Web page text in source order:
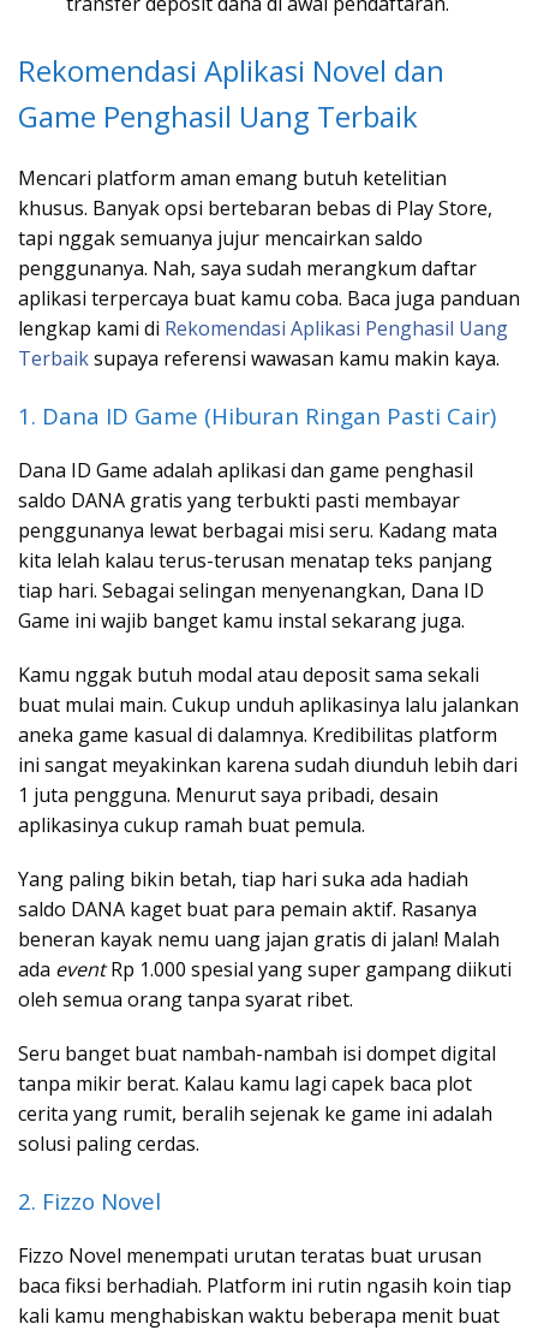
Rekomendasi Aplikasi Novel dan
Game Penghasil Uang Terbaik
Mencari platform aman emang butuh ketelitian
khusus. Banyak opsi bertebaran bebas di Play Store,
tapi nggak semuanya jujur mencairkan saldo
penggunanya. Nah, saya sudah merangkum daftar
aplikasi terpercaya buat kamu coba. Baca juga panduan
lengkap kami di Rekomendasi Aplikasi Penghasil Uang
Terbaiksupaya referensi wawasan kamu makin kaya.
1. Dana ID Game (Hiburan Ringan Pasti Cair)
Dana ID Game adalah aplikasi dan game penghasil
saldo DANA gratis yang terbukti pasti membayar
penggunanya lewat berbagai misi seru. Kadang mata
kita lelah kalau terus-terusan menatap teks panjang
tiap hari. Sebagai selingan menyenangkan, Dana ID
Game ini wajib banget kamu instal sekarang juga.
Kamu nggak butuh modal atau deposit sama sekali
buat mulai main. Cukup unduh aplikasinya lalu jalankan
aneka game kasual di dalamnya. Kredibilitas platform
ini sangat meyakinkan karena sudah diunduh lebih dari
1 juta pengguna. Menurut saya pribadi, desain
aplikasinya cukup ramah buat pemula.
Yang paling bikin betah, tiap hari suka ada hadiah
saldo DANA kaget buat para pemain aktif. Rasanya
beneran kayak nemu uang jajan gratis di jalan! Malah
ada eventRp 1.000 spesial yang super gampang diikuti
oleh semua orang tanpa syarat ribet.
Seru banget buat nambah-nambah isi dompet digital
tanpa mikir berat. Kalau kamu lagi capek baca plot
cerita yang rumit, beralih sejenak ke game ini adalah
solusi paling cerdas.
2. Fizzo Novel
Fizzo Novel menempati urutan teratas buat urusan
baca fiksi berhadiah. Platform ini rutin ngasih koin tiap
kali kamu menghabiskan waktu beberapa menit buat